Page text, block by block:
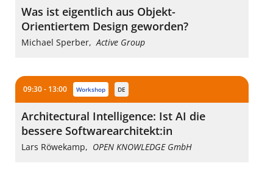
Was ist eigentlich aus Objekt-
Orientiertem Design geworden?
Michael Sperber,Active Group
09:30 - 13:00 workshop DE
Architectural Intelligence: Ist AI die
bessere Softwarearchitekt:in
Lars Röwekamp, OPEN KNOWLEDGE GmbH